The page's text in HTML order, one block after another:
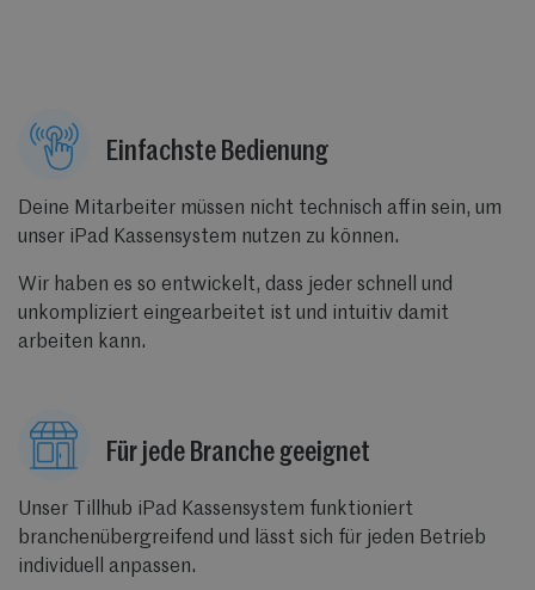
Einfachste Bedienung
Deine Mitarbeiter müssen nicht technisch affin sein, um
unser iPad Kassensystem nutzen zu können.
Wir haben es so entwickelt, dass jeder schnell und
unkompliziert eingearbeitet ist und intuitiv damit
arbeiten kann.
Für jede Branche geeignet
Unser Tillhub iPad Kassensystem funktioniert
branchenübergreifend und lässt sich für jeden Betrieb
individuell anpassen.